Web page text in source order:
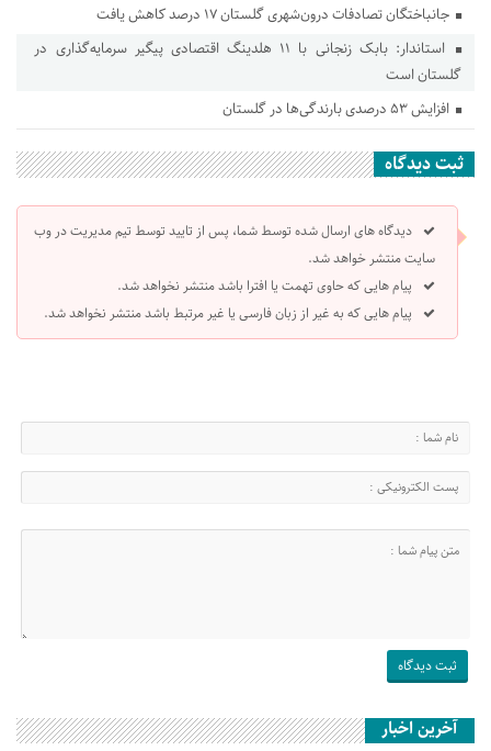
جانباختگان تصادفات درون‌شهری گلستان ۱۷ درصد کاهش یافت
استاندار: بابک زنجانی با ۱۱ هلدینگ اقتصادی پیگیر سرمایه‌گذاری در
گلستان است
افزایش ۵۳ درصدی بارندگی‌ها در گلستان
ثبت دیدگاه
دیدگاه های ارسال شده توسط شما، پس از تایید توسط تیم مدیریت در وب
سایت منتشر خواهد شد.
پیام هایی که حاوی تهمت یا افترا باشد منتشر نخواهد شد.
پیام هایی که به غیر از زبان فارسی یا غیر مرتبط باشد منتشر نخواهد شد.
آخرین اخبار